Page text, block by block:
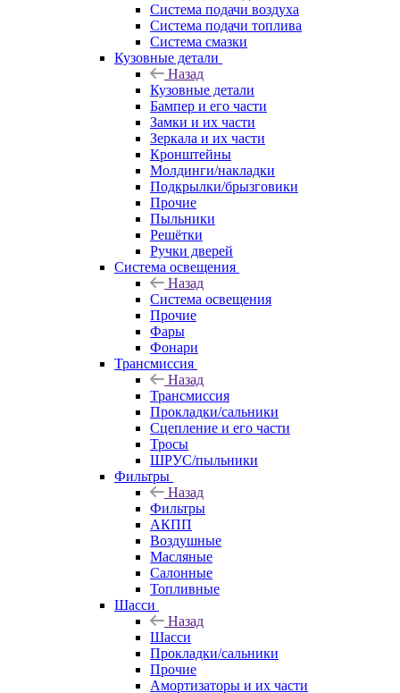
Система подачи воздуха
Система подачи топлива
Система смазки
Кузовные детали
Назад
Кузовные детали
Бампер и его части
Замки и их части
Зеркала и их части
Кронштейны
Молдинги/накладки
Подкрылки/брызговики
Прочие
Пыльники
Решётки
Ручки дверей
Система освещения
Назад
Система освещения
Прочие
Фары
Фонари
Трансмиссия
Назад
Трансмиссия
Прокладки/сальники
Сцепление и его части
Тросы
ШРУС/пыльники
Фильтры
Назад
Фильтры
АКПП
Воздушные
Масляные
Салонные
Топливные
Шасси
Назад
Шасси
Прокладки/сальники
Прочие
Амортизаторы и их части